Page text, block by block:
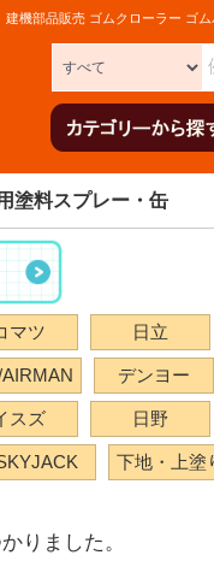
機部品販売 ゴムクローラー ゴ
塗料スプレー・缶
マツ 日立
デンヨー
スズ 日野
下地・上塗
りました。